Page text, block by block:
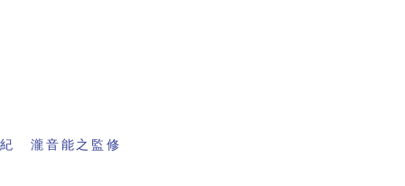
紀 瀧音能之監修